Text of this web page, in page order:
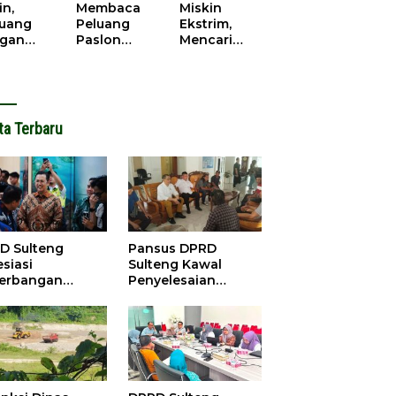
Parigi
Moutong.
Motor
Membaca
Peluang
Paslon
Miskin
Ekstrim,
Mencari
Terbaru
Sulteng
Dorong
Pansus DPRD
Sulteng Kawal
Penyelesaian
Sawit di Tolitoli